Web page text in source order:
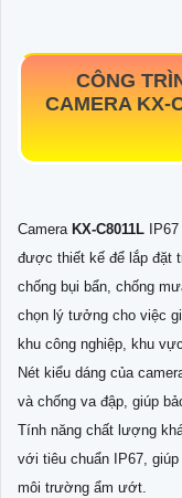
CÔNG
CAMERA KX-
Camera KX-C8011L
được thiết kế để lắp đặt
chống bụi bẩn, chống
chọn lý tưởng cho việc
khu công nghiệp, khu
Nét kiểu dáng của
và chống va đập, giúp
Tính năng chất lượng
với tiêu chuẩn IP67,
môi trường ẩm ướt.